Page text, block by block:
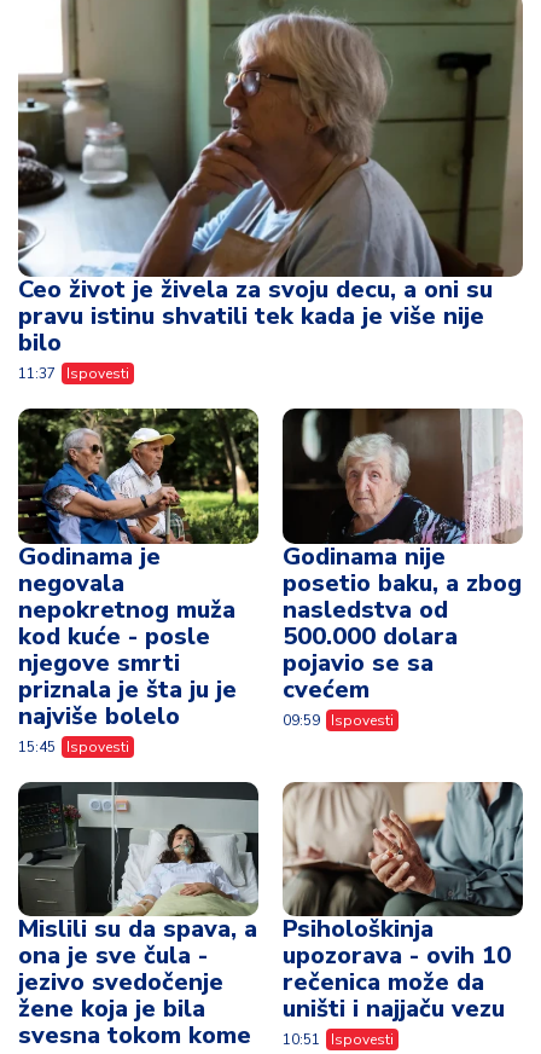
Ceo život je živela za svoju decu, a oni su
pravu istinu shvatili tek kada je više nije
bilo
11:37 Ispovesti
Godinama je
negovala
nepokretnog muža
kod kuće - posle
njegove smrti
priznala je šta ju je
najviše bolelo
15:45 Ispovesti
Godinama nije
posetio baku, a zbog
nasledstva od
500.000 dolara
pojavio se sa
cvećem
09:59 Ispovesti
Mislili su da spava, a
ona je sve čula -
jezivo svedočenje
žene koja je bila
svesna tokom kome
Psihološkinja
upozorava - ovih 10
rečenica može da
uništi i najjaču vezu
10:51 Ispovesti